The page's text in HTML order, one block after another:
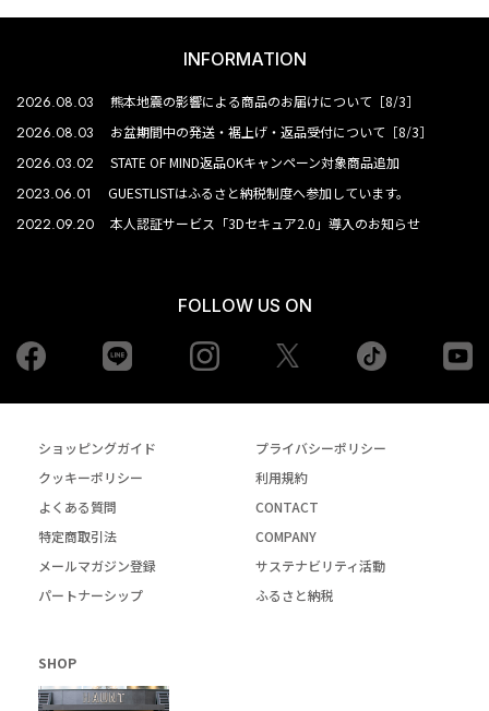
INFORMATION
2026.08.03 熊本地震の影響による商品のお届けについて［8/3］
2026.08.03 お盆期間中の発送・裾上げ・返品受付について［8/3］
2026.03.02 STATE OF MIND返品OKキャンペーン対象商品追加
2023.06.01 GUESTLISTはふるさと納税制度へ参加しています。
2022.09.20 本人認証サービス「3Dセキュア2.0」導入のお知らせ
FOLLOW US ON
Facebook Instagram tiktok
ショッピングガイド
プライバシーポリシー
クッキーポリシー
利用規約
よくある質問
CONTACT
特定商取引法
COMPANY
メールマガジン登録
サステナビリティ活動
パートナーシップ
ふるさと納税
SHOP